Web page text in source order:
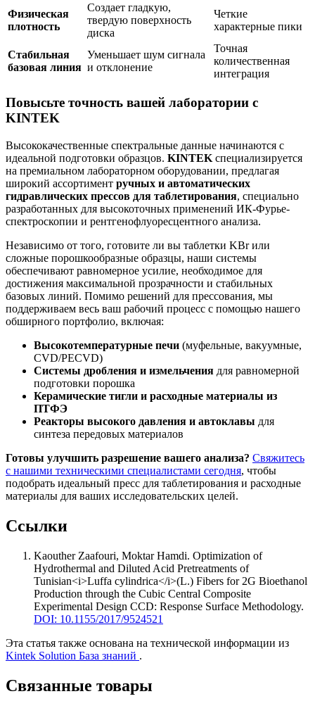
Физическая
плотность
Создает гладкую,
твердую поверхность
диска
Четкие
характерные пики
Стабильная
базовая линия
Уменьшает шум сигнала
и отклонение
Точная
количественная
интеграция
Повысьте точность вашей лаборатории с
KINTEK
Высококачественные спектральные данные начинаются с
идеальной подготовки образцов. KINTEK специализируется
на премиальном лабораторном оборудовании, предлагая
широкий ассортимент ручных и автоматических
гидравлических прессов для таблетирования, специально
разработанных для высокоточных применений ИК-Фурье-
спектроскопии и рентгенофлуоресцентного анализа.
Независимо от того, готовите ли вы таблетки KBr или
сложные порошкообразные образцы, наши системы
обеспечивают равномерное усилие, необходимое для
достижения максимальной прозрачности и стабильных
базовых линий. Помимо решений для прессования, мы
поддерживаем весь ваш рабочий процесс с помощью нашего
обширного портфолио, включая:
Высокотемпературные печи (муфельные, вакуумные,
CVD/PECVD)
Системы дробления и измельчения для равномерной
подготовки порошка
Керамические тигли и расходные материалы из
ПТФЭ
Реакторы высокого давления и автоклавы для
синтеза передовых материалов
Готовы улучшить разрешение вашего анализа? Свяжитесь
с нашими техническими специалистами сегодня, чтобы
подобрать идеальный пресс для таблетирования и расходные
материалы для ваших исследовательских целей.
Ссылки
Kaouther Zaafouri, Moktar Hamdi. Optimization of
Hydrothermal and Diluted Acid Pretreatments of
Tunisian<i>Luffa cylindrica</i>(L.) Fibers for 2G Bioethanol
Production through the Cubic Central Composite
Experimental Design CCD: Response Surface Methodology.
DOI: 10.1155/2017/9524521
Эта статья также основана на технической информации из
Kintek Solution База знаний .
Связанные товары